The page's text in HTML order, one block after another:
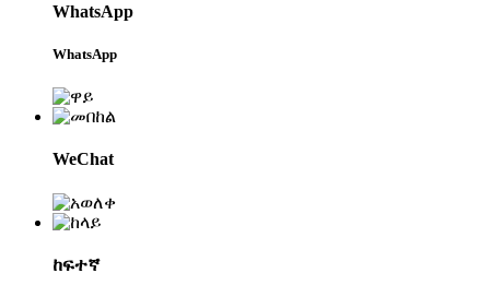
WhatsApp
WhatsApp
WeChat
ከፍተኛ